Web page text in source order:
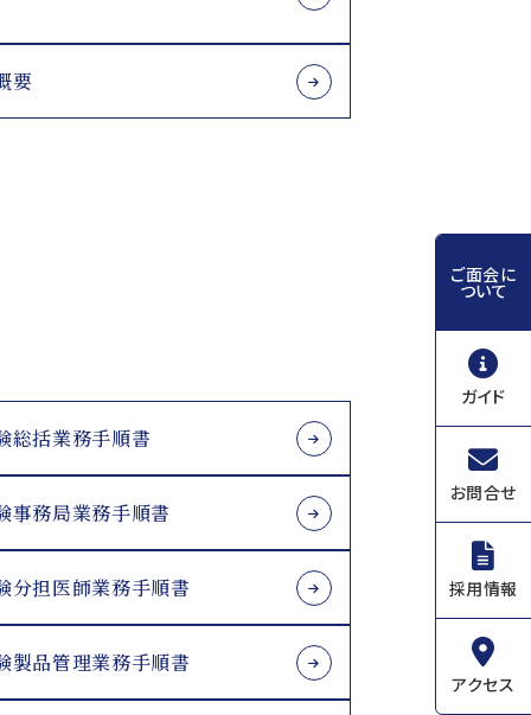
要
総括業務手順書
事務局業務手順書
分担医師業務手順書
製品管理業務手順書
ご面会に
ついて
ガイド
お問合せ
採用情報
アクセス